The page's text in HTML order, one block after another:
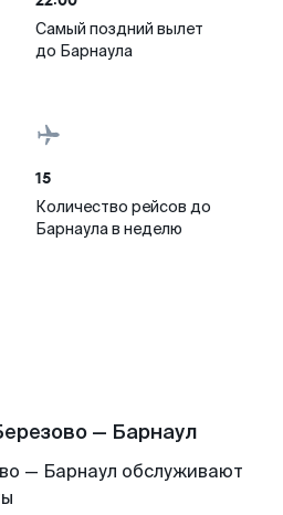
Самый поздний вылет
до Барнаула
15
Количество рейсов до
Барнаула в неделю
— Барнаул
— Барнаул обслуживают